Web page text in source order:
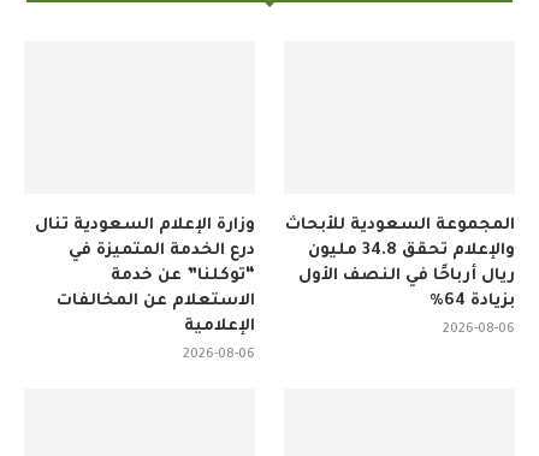
وزارة الإعلام السعودية تنال
درع الخدمة المتميزة في
“توكلنا” عن خدمة
الاستعلام عن المخالفات
الإعلامية
2026-08-06
المجموعة السعودية للأبحاث
والإعلام تحقق 34.8 مليون
ريال أرباحًا في النصف الأول
بزيادة 64%
2026-08-06